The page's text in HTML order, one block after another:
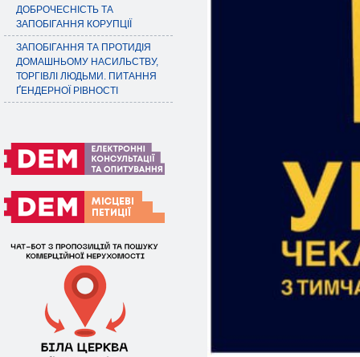
ДОБРОЧЕСНІСТЬ ТА
ЗАПОБІГАННЯ КОРУПЦІЇ
ЗАПОБІГАННЯ ТА ПРОТИДІЯ
ДОМАШНЬОМУ НАСИЛЬСТВУ,
ТОРГІВЛІ ЛЮДЬМИ. ПИТАННЯ
ҐЕНДЕРНОЇ РІВНОСТІ